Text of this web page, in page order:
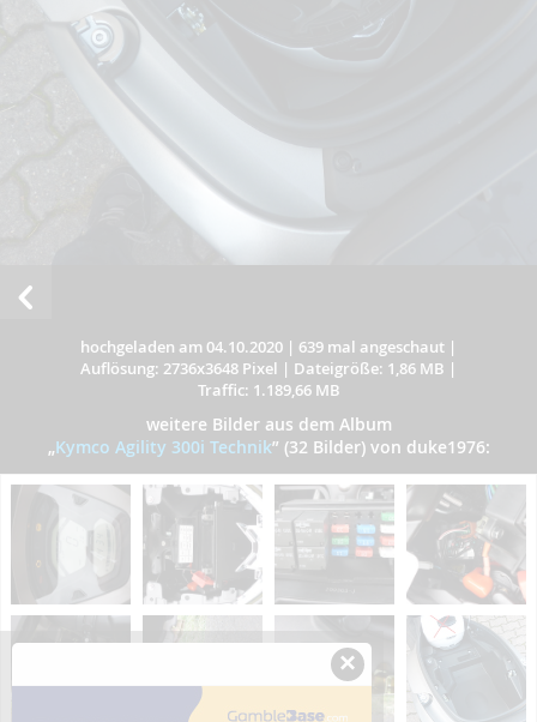
hochgeladen am 04.10.2020 | 639 mal angeschaut |
Auflösung: 2736x3648 Pixel | Dateigröße: 1,86 MB |
Traffic: 1.189,66 MB
weitere Bilder aus dem Album
„Kymco Agility 300i Technik” (32 Bilder) von duke1976:
×